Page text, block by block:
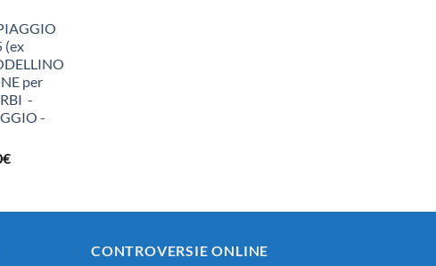
(ex
per
-
-
€Il
è:
CONTROVERSIE ONLINE